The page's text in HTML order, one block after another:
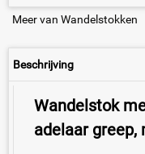
Meer van Wandelstokken
Beschrijving
Wandelstok
adelaar greep,